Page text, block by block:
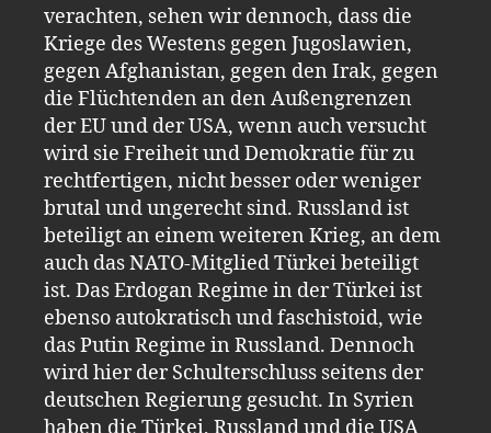
verachten, sehen wir dennoch, dass die
Kriege des Westens gegen Jugoslawien,
gegen Afghanistan, gegen den Irak, gegen
die Flüchtenden an den Außengrenzen
der EU und der USA, wenn auch versucht
wird sie Freiheit und Demokratie für zu
rechtfertigen, nicht besser oder weniger
brutal und ungerecht sind. Russland ist
beteiligt an einem weiteren Krieg, an dem
auch das NATO-Mitglied Türkei beteiligt
ist. Das Erdogan Regime in der Türkei ist
ebenso autokratisch und faschistoid, wie
das Putin Regime in Russland. Dennoch
wird hier der Schulterschluss seitens der
deutschen Regierung gesucht. In Syrien